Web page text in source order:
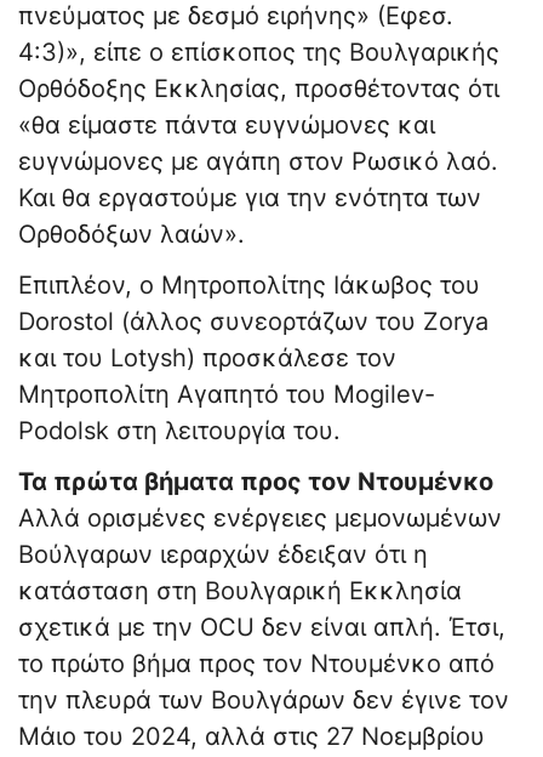
πνεύματος με δεσμό ειρήνης» (Εφεσ.
4:3)», είπε ο επίσκοπος της Βουλγαρικής
Ορθόδοξης Εκκλησίας, προσθέτοντας ότι
«θα είμαστε πάντα ευγνώμονες και
ευγνώμονες με αγάπη στον Ρωσικό λαό.
Και θα εργαστούμε για την ενότητα των
Ορθοδόξων λαών».
Επιπλέον, ο Μητροπολίτης Ιάκωβος του
Dorostol (άλλος συνεορτάζων του Zorya
και του Lotysh) προσκάλεσε τον
Μητροπολίτη Αγαπητό του Mogilev-
Podolsk στη λειτουργία του.
Τα πρώτα βήματα προς τον Ντουμένκο
Αλλά ορισμένες ενέργειες μεμονωμένων
Βούλγαρων ιεραρχών έδειξαν ότι η
κατάσταση στη Βουλγαρική Εκκλησία
σχετικά με την OCU δεν είναι απλή. Έτσι,
το πρώτο βήμα προς τον Ντουμένκο από
την πλευρά των Βουλγάρων δεν έγινε τον
Μάιο του 2024, αλλά στις 27 Νοεμβρίου